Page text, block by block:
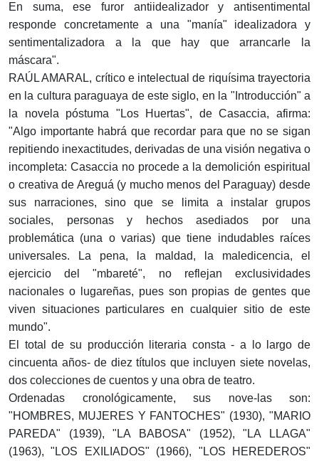
En suma, ese furor antiidealizador y antisentimental
responde concretamente a una "manía" idealizadora y
sentimentalizadora a la que hay que arrancarle la
máscara".
RAÚL AMARAL, crítico e intelectual de riquísima trayectoria
en la cultura paraguaya de este siglo, en la "Introducción" a
la novela póstuma "Los Huertas", de Casaccia, afirma:
"Algo importante habrá que recordar para que no se sigan
repitiendo inexactitudes, derivadas de una visión negativa o
incompleta: Casaccia no procede a la demolición espiritual
o creativa de Areguá (y mucho menos del Paraguay) desde
sus narraciones, sino que se limita a instalar grupos
sociales, personas y hechos asediados por una
problemática (una o varias) que tiene indudables raíces
universales. La pena, la maldad, la maledicencia, el
ejercicio del "mbareté", no reflejan exclusividades
nacionales o lugareñas, pues son propias de gentes que
viven situaciones particulares en cualquier sitio de este
mundo".
El total de su producción literaria consta - a lo largo de
cincuenta años- de diez títulos que incluyen siete novelas,
dos colecciones de cuentos y una obra de teatro.
Ordenadas cronológicamente, sus nove-las son:
"HOMBRES, MUJERES Y FANTOCHES" (1930), "MARIO
PAREDA" (1939), "LA BABOSA" (1952), "LA LLAGA"
(1963), "LOS EXILIADOS" (1966), "LOS HEREDEROS"